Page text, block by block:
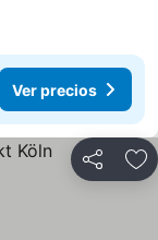
Ver precios
Compartir